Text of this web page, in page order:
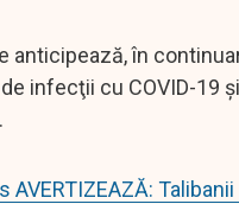
anticipează, în
infecţii cu COVID-19
AVERTIZEAZĂ: